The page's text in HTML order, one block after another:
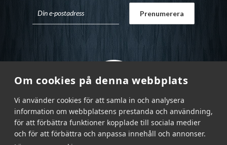
Om cookies på denna webbplats
Vi använder cookies för att samla in och analysera
information om webbplatsens prestanda och användning,
för att förbättra funktioner kopplade till sociala medier
och för att förbättra och anpassa innehåll och annonser.